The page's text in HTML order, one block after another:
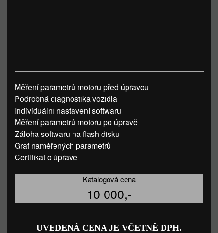
Měření parametrů motoru před úpravou
Podrobná diagnostika vozidla
Individuální nastavení softwaru
Měření parametrů motoru po úpravě
Záloha softwaru na flash disku
Graf naměřených parametrů
Certifikát o úpravě
Katalogová cena
10 000,-
UVEDENÁ CENA JE VČETNĚ DPH.